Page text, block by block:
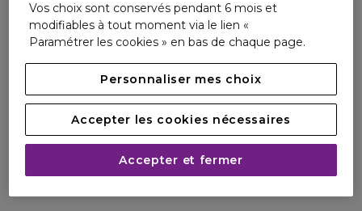
Vos choix sont conservés pendant 6 mois et
modifiables à tout moment via le lien «
Paramétrer les cookies » en bas de chaque page.
Personnaliser mes choix
Accepter les cookies nécessaires
Accepter et fermer